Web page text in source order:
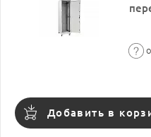
Добавить в